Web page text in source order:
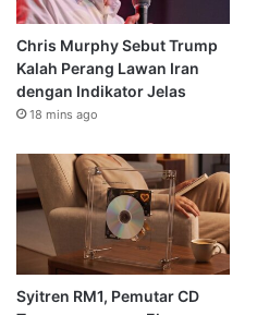
Chris Murphy Sebut Trump
Kalah Perang Lawan Iran
dengan Indikator Jelas
18 mins ago
Syitren RM1, Pemutar CD